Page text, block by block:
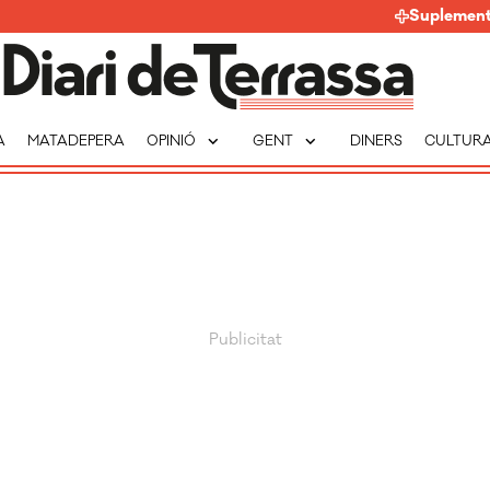
MATADEPERA OPINIÓ expand_more GENT expand_more DINERS